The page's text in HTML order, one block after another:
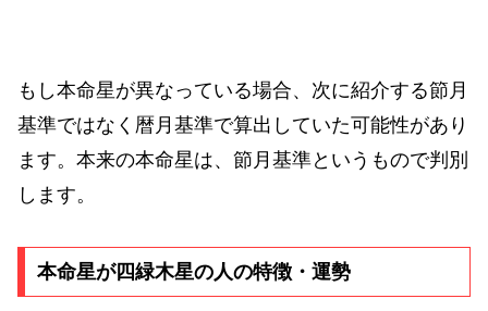
もし本命星が異なっている場合、次に紹介する節月
基準ではなく暦月基準で算出していた可能性があり
ます。本来の本命星は、節月基準というもので判別
します。
本命星が四緑木星の人の特徴・運勢